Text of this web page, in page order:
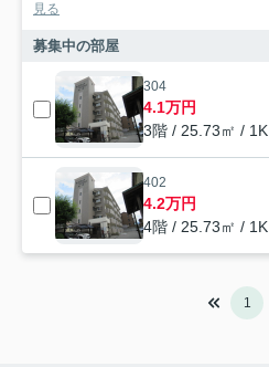
見る
募集中の部屋
304
4.1万円
3階 / 25.73㎡ / 1K
402
4.2万円
4階 / 25.73㎡ / 1K
1